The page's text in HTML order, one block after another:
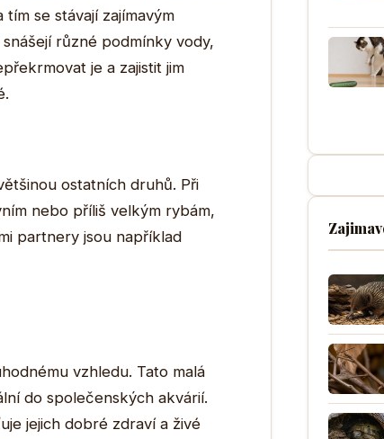
se stávají zajímavým
různé podmínky vody,
je a zajistit jim
ostatních druhů. Při
nebo příliš velkým rybám,
partnery jsou například
vzhledu. Tato malá
do společenských akvárií.
jejich dobré zdraví a živé